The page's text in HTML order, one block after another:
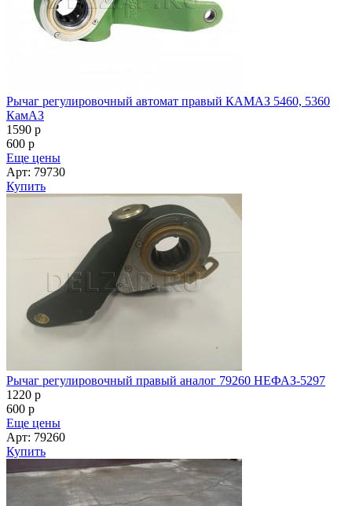
Рычаг регулировочный автомат правый КАМАЗ 5460, 5360
КамАЗ
1590 p
600 p
Еще цены
Арт: 79730
Купить
Рычаг регулировочный правый аналог 79260 НЕФАЗ-5297
1220 p
600 p
Еще цены
Арт: 79260
Купить